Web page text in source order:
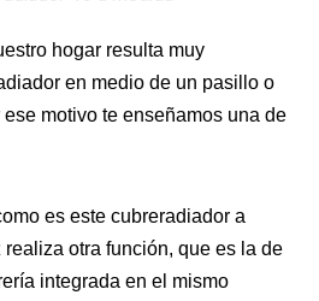
hogar resulta muy
en medio de un pasillo o
motivo te enseñamos una de
es este cubreradiador a
otra función, que es la de
integrada en el mismo